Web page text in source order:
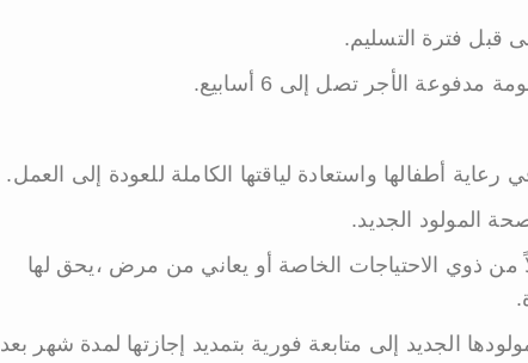
الأجر تصل إلى 6 أسابيع.
أطفالها واستعادة لياقتها الكاملة للعودة إلى العمل.
المولود الجديد.
من ذوي الاحتياجات الخاصة أو يعاني من مرض ،يحق لها
الجديد إلى متابعة فورية بتمديد إجازتها لمدة شهر بعد